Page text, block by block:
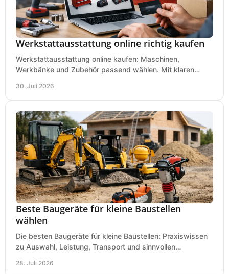
Werkstattausstattung online richtig kaufen
Werkstattausstattung online kaufen: Maschinen,
Werkbänke und Zubehör passend wählen. Mit klaren
30. Juli 2026
Beste Baugeräte für kleine Baustellen
wählen
Die besten Baugeräte für kleine Baustellen: Praxiswissen
zu Auswahl, Leistung, Transport und sinnvollen
28. Juli 2026